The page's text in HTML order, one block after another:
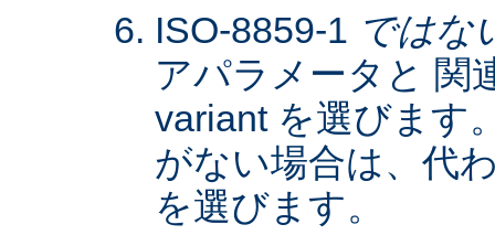
ISO-8859-1 ではな
アパラメータと 関
variant を選びます
がない場合は、代
を選びます。